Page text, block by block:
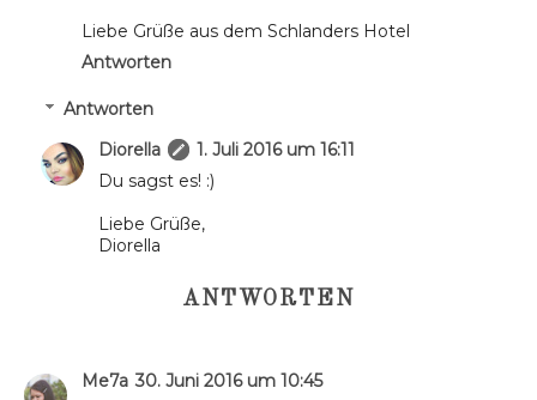
Liebe Grüße aus dem Schlanders Hotel
Antworten
Antworten
Diorella
1. Juli 2016 um 16:11
Du sagst es! :)
Liebe Grüße,
Diorella
ANTWORTEN
Me7a 30. Juni 2016 um 10:45